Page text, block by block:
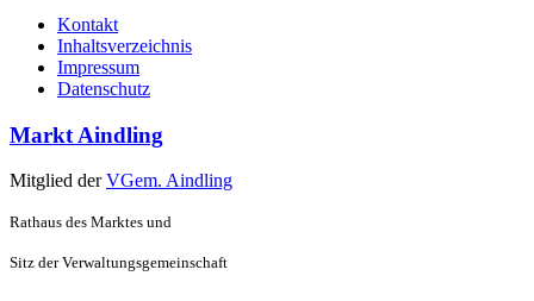
Kontakt
Inhaltsverzeichnis
Impressum
Datenschutz
Markt Aindling
Mitglied derVGem. Aindling
Rathaus des Marktes und
Sitz der Verwaltungsgemeinschaft